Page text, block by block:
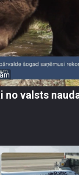
no valsts